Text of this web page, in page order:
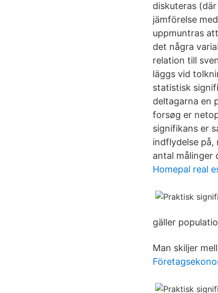
diskuteras
jämförelse
uppmuntras
det några
relation till
läggs vid
statistisk
deltagarna en
forsøg er
signifikans er
indflydelse
antal målinger
Homepal real
gäller
Man skiljer